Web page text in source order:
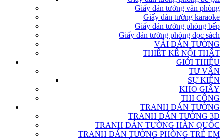
Giấy dán tường văn phòng
Giấy dán tường karaoke
Giấy dán tường phòng bếp
Giấy dán tường phòng đọc sách
VẢI DÁN TƯỜNG
THIẾT KẾ NỘI THẤT
GIỚI THIỆU
TƯ VẤN
SỰ KIỆN
KHO GIẤY
THI CÔNG
TRANH DÁN TƯỜNG
TRANH DÁN TƯỜNG 3D
TRANH DÁN TƯỜNG HÀN QUỐC
TRANH DÁN TƯỜNG PHÒNG TRẺ EM